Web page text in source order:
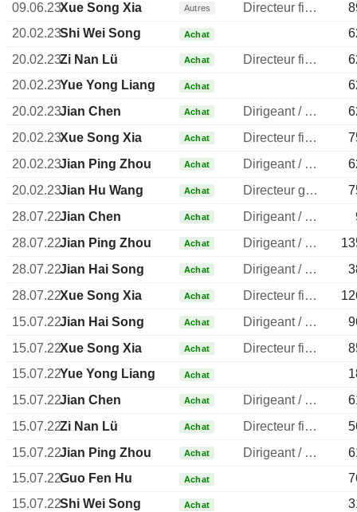
09.06.23Xue Song Xia Autres Directeur financier
20.02.23Shi Wei Song Achat
20.02.23Zi Nan Lü Achat Directeur financier
20.02.23Yue Yong Liang Achat
20.02.23Jian Chen Achat Dirigeant / cadre principal
20.02.23Xue Song Xia Achat Directeur financier
20.02.23Jian Ping Zhou Achat Dirigeant / cadre principal
20.02.23Jian Hu Wang Achat Directeur general
28.07.22Jian Chen Achat Dirigeant / cadre principal
28.07.22Jian Ping Zhou Achat Dirigeant / cadre principal
28.07.22Jian Hai Song Achat Dirigeant / cadre principal
28.07.22Xue Song Xia Achat Directeur financier
15.07.22Jian Hai Song Achat Dirigeant / cadre principal
15.07.22Xue Song Xia Achat Directeur financier
15.07.22Yue Yong Liang Achat
15.07.22Jian Chen Achat Dirigeant / cadre principal
15.07.22Zi Nan Lü Achat Directeur financier
15.07.22Jian Ping Zhou Achat Dirigeant / cadre principal
15.07.22Guo Fen Hu Achat
15.07.22Shi Wei Song Achat